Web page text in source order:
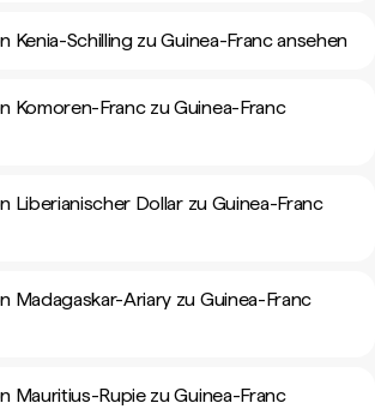
Kenia-Schilling zu Guinea-Franc ansehen
Komoren-Franc zu Guinea-Franc
Liberianischer Dollar zu Guinea-Franc
Madagaskar-Ariary zu Guinea-Franc
Mauritius-Rupie zu Guinea-Franc